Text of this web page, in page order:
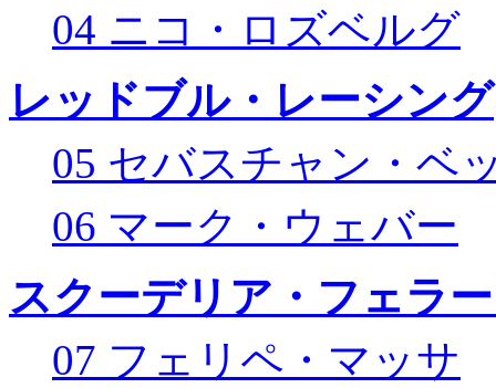
04 ニコ・ロズベルグ
レッドブル・レーシング
05 セバスチャン・ベ
06 マーク・ウェバー
スクーデリア・フェラ
07 フェリペ・マッサ